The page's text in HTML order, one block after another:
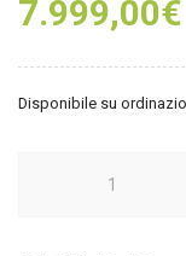
7.999,00€
Disponibile su